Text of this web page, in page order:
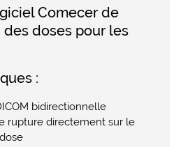
Comecer de
des doses pour les
:
bidirectionnelle
rupture directement sur le